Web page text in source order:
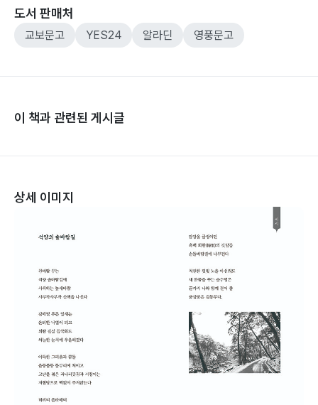
도서 판매처
교보문고 YES24 알라딘 영풍문고
이 책과 관련된 게시글
상세 이미지